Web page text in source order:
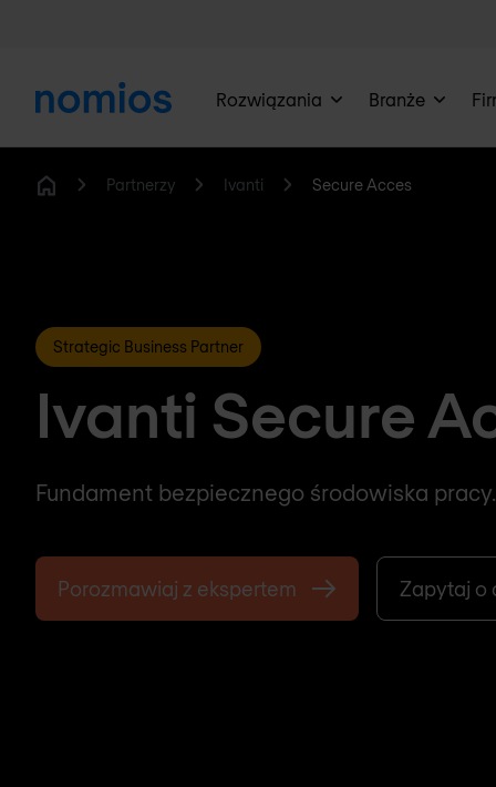
Rozwiązania Branże
Partnerzy Ivanti Secure Acces
Strategic Business Partner
Ivanti Secure
Fundament bezpiecznego środowiska pracy.
Porozmawiaj z ekspertem Zapytaj o